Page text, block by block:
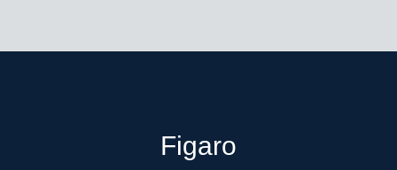
Figaro